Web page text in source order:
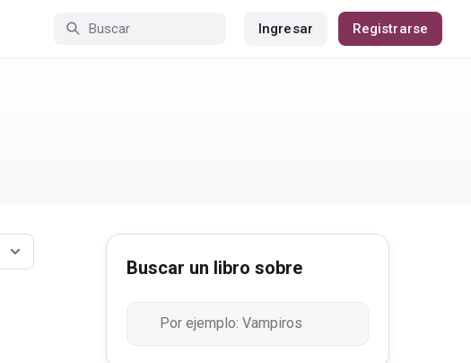
Ingresar Registrarse
Buscar un libro sobre